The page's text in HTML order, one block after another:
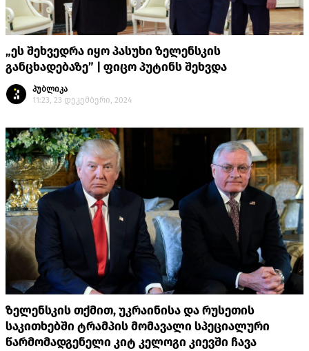
„ეს შეხვედრა იყო პასუხი ზელენსკის
განცხადებაზე” | ფიცო პუტინს შეხვდა
პუბლიკა
11:23, 23 დეკემბერი, 2024
ზელენსკის თქმით, უკრაინისა და რუსეთის
საკითხებში ტრამპის მომავალი სპეციალური
წარმომადგენელი კიტ კელოგი კიევში ჩავა